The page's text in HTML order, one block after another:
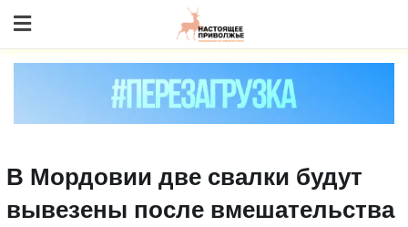
to content
В Мордовии две свалки будут
вывезены после вмешательства